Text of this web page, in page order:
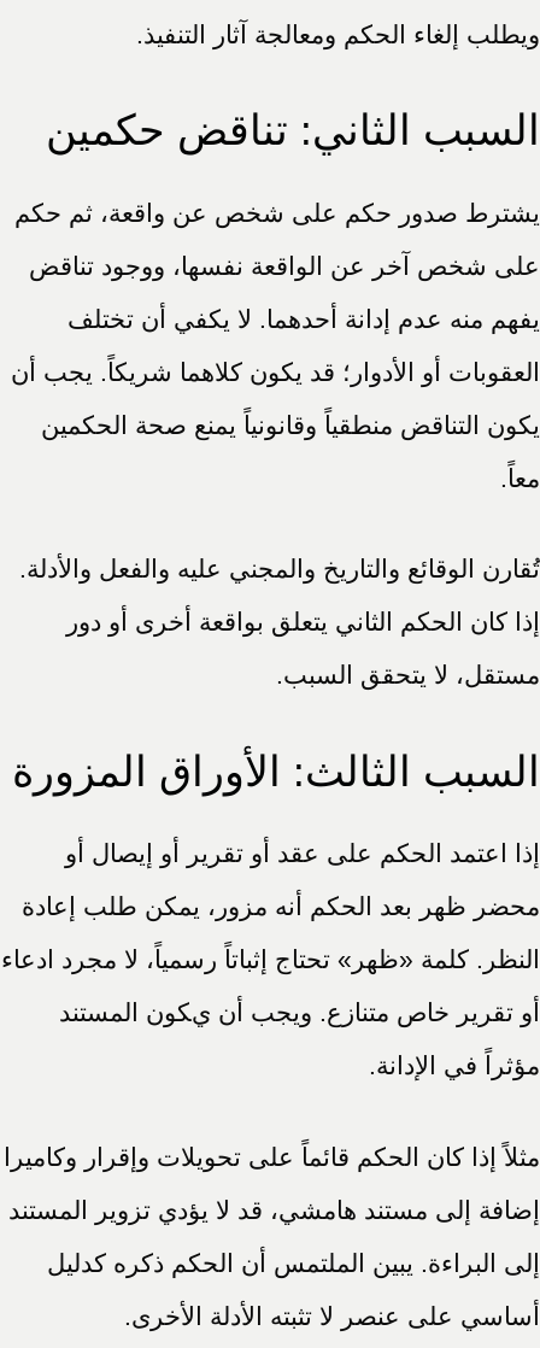
ويطلب إلغاء الحكم ومعالجة آثار التنفيذ.
السبب الثاني: تناقض حكمين
يشترط صدور حكم على شخص عن واقعة، ثم حكم
على شخص آخر عن الواقعة نفسها، ووجود تناقض
يفهم منه عدم إدانة أحدهما. لا يكفي أن تختلف
العقوبات أو الأدوار؛ قد يكون كلاهما شريكاً. يجب أن
يكون التناقض منطقياً وقانونياً يمنع صحة الحكمين
معاً.
تُقارن الوقائع والتاريخ والمجني عليه والفعل والأدلة.
إذا كان الحكم الثاني يتعلق بواقعة أخرى أو دور
مستقل، لا يتحقق السبب.
السبب الثالث: الأوراق المزورة
إذا اعتمد الحكم على عقد أو تقرير أو إيصال أو
محضر ظهر بعد الحكم أنه مزور، يمكن طلب إعادة
النظر. كلمة «ظهر» تحتاج إثباتاً رسمياً، لا مجرد ادعاء
أو تقرير خاص متنازع. ويجب أن يكون المستند
مؤثراً في الإدانة.
مثلاً إذا كان الحكم قائماً على تحويلات وإقرار وكاميرا
إضافة إلى مستند هامشي، قد لا يؤدي تزوير المستند
إلى البراءة. يبين الملتمس أن الحكم ذكره كدليل
أساسي على عنصر لا تثبته الأدلة الأخرى.